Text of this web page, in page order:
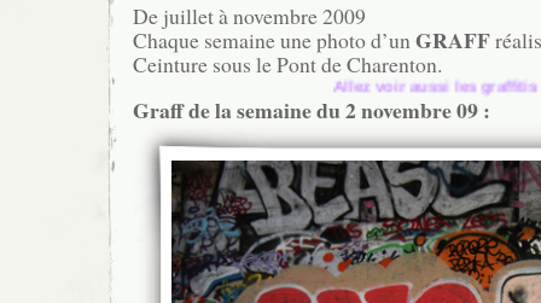
De juillet à novembre 2009
Chaque semaine une photo d’unGRAFF
Ceinture sous le Pont de Charenton.
Allez voir aussi les graffitis sur camion à
Graff de la semaine du 2 novembre 09 :